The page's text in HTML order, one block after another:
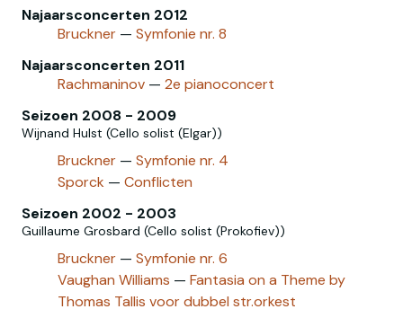
Najaarsconcerten 2012
Bruckner — Symfonie nr. 8
Najaarsconcerten 2011
Rachmaninov — 2e pianoconcert
Seizoen 2008 - 2009
Wijnand Hulst (Cello solist (Elgar))
Bruckner — Symfonie nr. 4
Sporck — Conflicten
Seizoen 2002 - 2003
Guillaume Grosbard (Cello solist (Prokofiev))
Bruckner — Symfonie nr. 6
Vaughan Williams — Fantasia on a Theme by
Thomas Tallis voor dubbel str.orkest